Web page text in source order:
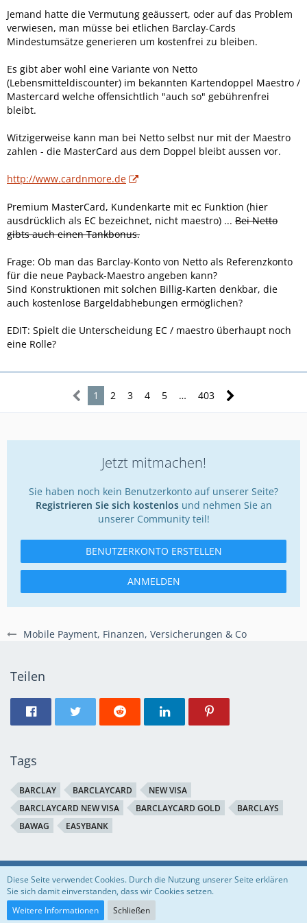
Mobile Payment, Finanzen, Versicherungen & Co
Jemand hatte die Vermutung geäussert, oder auf das Problem
verwiesen, man müsse bei etlichen Barclay-Cards
Mindestumsätze generieren um kostenfrei zu bleiben.
Es gibt aber wohl eine Variante von Netto
(Lebensmitteldiscounter) im bekannten Kartendoppel Maestro /
Mastercard welche offensichtlich "auch so" gebührenfrei
bleibt.
Witzigerweise kann man bei Netto selbst nur mit der Maestro
zahlen - die MasterCard aus dem Doppel bleibt aussen vor.
http://www.cardnmore.de
Premium MasterCard, Kundenkarte mit ec Funktion (hier
ausdrücklich als EC bezeichnet, nicht maestro) ... Bei Netto
gibts auch einen Tankbonus.
Frage: Ob man das Barclay-Konto von Netto als Referenzkonto
für die neue Payback-Maestro angeben kann?
Sind Konstruktionen mit solchen Billig-Karten denkbar, die
auch kostenlose Bargeldabhebungen ermöglichen?
EDIT: Spielt die Unterscheidung EC / maestro überhaupt noch
eine Rolle?
1 2 3 4 5 … 403
Jetzt mitmachen!
Sie haben noch kein Benutzerkonto auf unserer Seite?
Registrieren Sie sich kostenlosund nehmen Sie an
unserer Community teil!
BENUTZERKONTO ERSTELLEN
ANMELDEN
Teilen
Tags
BARCLAY BARCLAYCARD
NEW VISA
BARCLAYCARD NEW VISA
BARCLAYCARD GOLD
BARCLAYS
BAWAG
EASYBANK
Regeln Datenschutzerklärung Impressum
Community-Software:
Diese Seite verwendet Cookies. Durch die Nutzung unserer Seite erklären
Sie sich damit einverstanden, dass wir Cookies setzen.
Weitere Informationen
Schließen